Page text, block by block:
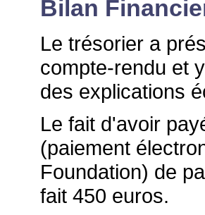
Bilan
Le trésorier a
compte-rendu et
des explications
Le fait d'avoir
(paiement
Foundation) de
fait 450 euros.